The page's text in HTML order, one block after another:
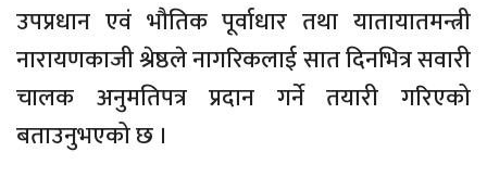
उपप्रधान एवं भौतिक पूर्वाधार तथा यातायातमन्त्री
नारायणकाजी श्रेष्ठले नागरिकलाई सात दिनभित्र सवारी
चालक अनुमतिपत्र प्रदान गर्ने तयारी गरिएको
बताउनुभएको छ ।